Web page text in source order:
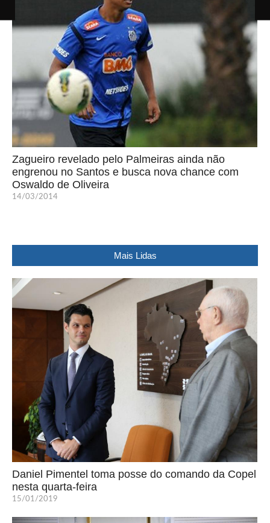
Zagueiro revelado pelo Palmeiras ainda não
engrenou no Santos e busca nova chance com
Oswaldo de Oliveira
14/03/2014
Mais Lidas
Daniel Pimentel toma posse do comando da Copel
nesta quarta-feira
15/01/2019